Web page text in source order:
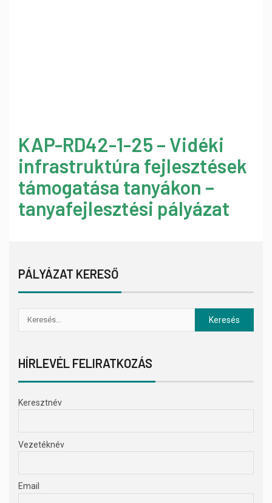
KAP-RD42-1-25 – Vidéki
infrastruktúra fejlesztések
támogatása tanyákon –
tanyafejlesztési pályázat
PÁLYÁZAT KERESŐ
HÍRLEVÉL FELIRATKOZÁS
Keresztnév
Vezetéknév
Email